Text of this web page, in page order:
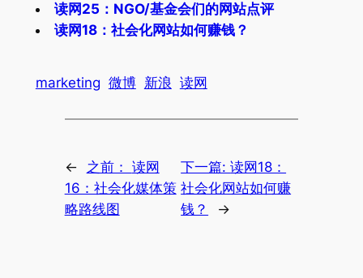
读网25：NGO/基金会们的网站点评
读网18：社会化网站如何赚钱？
marketing 微博 新浪 读网
← 之前： 读网
16：社会化媒体策
略路线图
下一篇:读网18：
社会化网站如何赚
钱？
→